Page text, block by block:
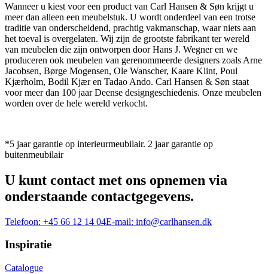
Wanneer u kiest voor een product van Carl Hansen & Søn krijgt u
meer dan alleen een meubelstuk. U wordt onderdeel van een trotse
traditie van onderscheidend, prachtig vakmanschap, waar niets aan
het toeval is overgelaten. Wij zijn de grootste fabrikant ter wereld
van meubelen die zijn ontworpen door Hans J. Wegner en we
produceren ook meubelen van gerenommeerde designers zoals Arne
Jacobsen, Børge Mogensen, Ole Wanscher, Kaare Klint, Poul
Kjærholm, Bodil Kjær en Tadao Ando. Carl Hansen & Søn staat
voor meer dan 100 jaar Deense designgeschiedenis. Onze meubelen
worden over de hele wereld verkocht.
*5 jaar garantie op interieurmeubilair. 2 jaar garantie op
buitenmeubilair
U kunt contact met ons opnemen via
onderstaande contactgegevens.
Telefoon: +45 66 12 14 04E-mail: info@carlhansen.dk
Inspiratie
Catalogue